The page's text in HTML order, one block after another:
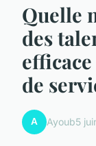
Quelle
des
de
A Ayoub5